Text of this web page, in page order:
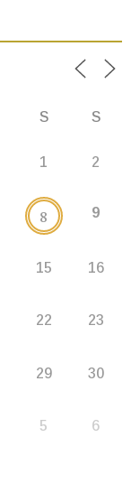
S S
1 2
8 9
15 16
22 23
29 30
5 6